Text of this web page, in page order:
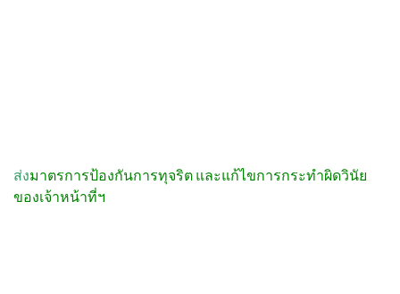
ส่งมาตรการป้องกันการทุจริต และแก้ไขการกระทำผิดวินัย
ของเจ้าหน้าที่ฯ